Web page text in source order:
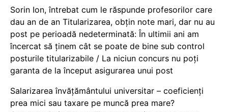
Sorin Ion, întrebat cum le răspunde profesorilor care
dau an de an Titularizarea, obțin note mari, dar nu au
post pe perioadă nedeterminată: În ultimii ani am
încercat să ținem cât se poate de bine sub control
posturile titularizabile / La niciun concurs nu poți
garanta de la început asigurarea unui post
Salarizarea învățământului universitar – coeficienți
prea mici sau taxare pe muncă prea mare?